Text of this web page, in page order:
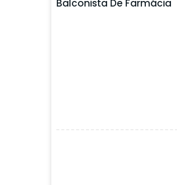
Balconista De Farmácia